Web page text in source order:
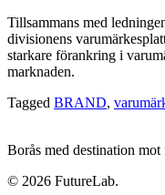
Tillsammans med
divisionens
starkare förankring i
marknaden.
Tagged BRAND,
Borås med destination mot
© 2026 FutureLab.